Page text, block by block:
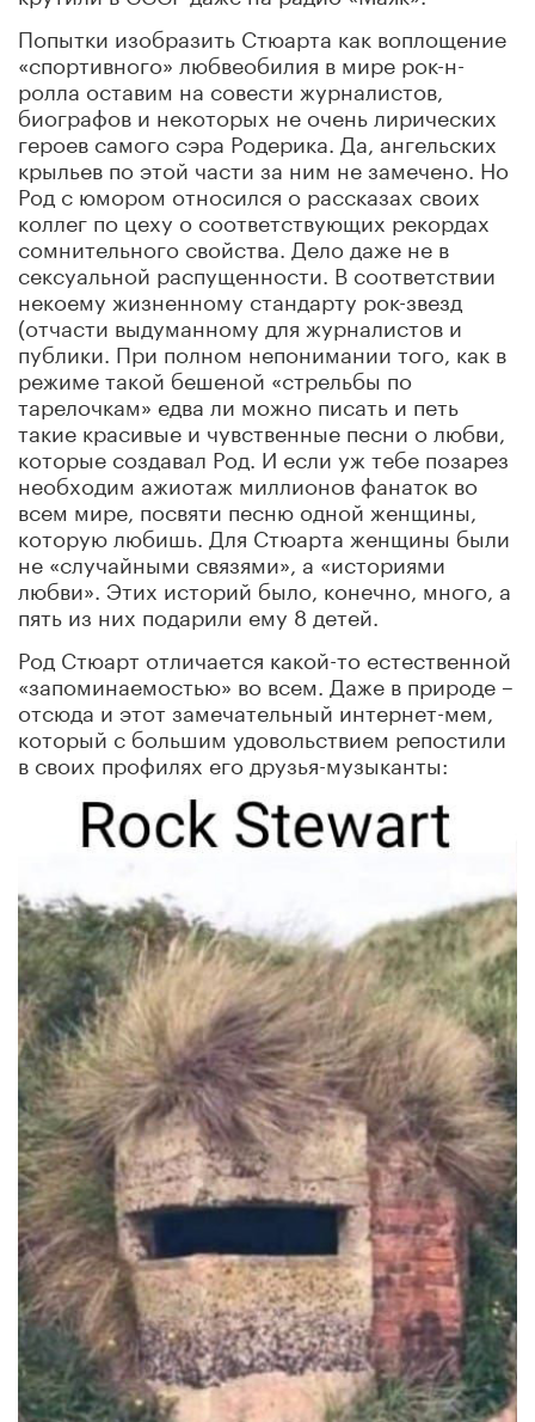
Попытки изобразить Стюарта как воплощение
«спортивного» любвеобилия в мире рок-н-
ролла оставим на совести журналистов,
биографов и некоторых не очень лирических
героев самого сэра Родерика. Да, ангельских
крыльев по этой части за ним не замечено. Но
Род с юмором относился о рассказах своих
коллег по цеху о соответствующих рекордах
сомнительного свойства. Дело даже не в
сексуальной распущенности. В соответствии
некоему жизненному стандарту рок-звезд
(отчасти выдуманному для журналистов и
публики. При полном непонимании того, как в
режиме такой бешеной «стрельбы по
тарелочкам» едва ли можно писать и петь
такие красивые и чувственные песни о любви,
которые создавал Род. И если уж тебе позарез
необходим ажиотаж миллионов фанаток во
всем мире, посвяти песню одной женщины,
которую любишь. Для Стюарта женщины были
не «случайными связями», а «историями
любви». Этих историй было, конечно, много, а
пять из них подарили ему 8 детей.
Род Стюарт отличается какой-то естественной
«запоминаемостью» во всем. Даже в природе –
отсюда и этот замечательный интернет-мем,
который с большим удовольствием репостили
в своих профилях его друзья-музыканты: